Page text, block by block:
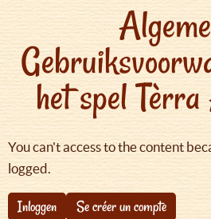
het spel
You can't access to the content
logged.
Inloggen
Se créer un compte